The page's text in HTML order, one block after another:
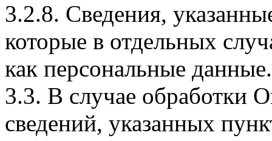
3.2.8. Сведения,
которые в отдельных
как персональные данные.
3.3. В случае обработки
сведений, указанных